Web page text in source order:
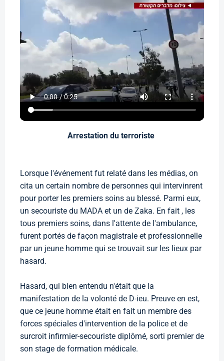
Arrestation du terroriste
Lorsque l'événement fut relaté dans les médias, on
cita un certain nombre de personnes qui intervinrent
pour porter les premiers soins au blessé. Parmi eux,
un secouriste du MADA et un de Zaka. En fait , les
tous premiers soins, dans l'attente de l'ambulance,
furent portés de façon magistrale et professionnelle
par un jeune homme qui se trouvait sur les lieux par
hasard.
Hasard, qui bien entendu n'était que la
manifestation de la volonté de D-ieu. Preuve en est,
que ce jeune homme était en fait un membre des
forces spéciales d'intervention de la police et de
surcroit infirmier-secouriste diplômé, sorti premier de
son stage de formation médicale.